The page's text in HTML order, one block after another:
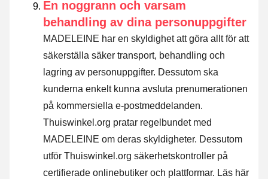
En noggrann och varsam
behandling av dina personuppgifter
MADELEINE har en skyldighet att göra allt för att
säkerställa säker transport, behandling och
lagring av personuppgifter. Dessutom ska
kunderna enkelt kunna avsluta prenumerationen
på kommersiella e-postmeddelanden.
Thuiswinkel.org pratar regelbundet med
MADELEINE om deras skyldigheter. Dessutom
utför Thuiswinkel.org säkerhetskontroller på
certifierade onlinebutiker och plattformar. Läs här